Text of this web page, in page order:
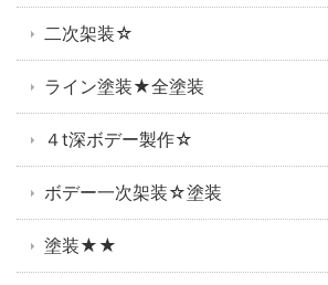
二次架装☆
ライン塗装★全塗装
４t深ボデー製作☆
ボデー一次架装☆塗装
塗装★★